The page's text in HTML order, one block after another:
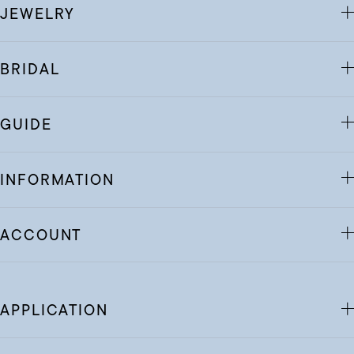
JEWELRY
BRIDAL
GUIDE
INFORMATION
ACCOUNT
APPLICATION